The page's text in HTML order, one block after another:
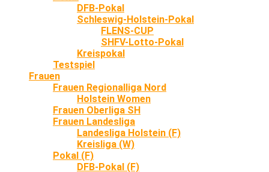
DFB-Pokal
Schleswig-Holstein-Pokal
FLENS-CUP
SHFV-Lotto-Pokal
Kreispokal
Testspiel
Frauen
Frauen Regionalliga Nord
Holstein Women
Frauen Oberliga SH
Frauen Landesliga
Landesliga Holstein (F)
Kreisliga (W)
Pokal (F)
DFB-Pokal (F)